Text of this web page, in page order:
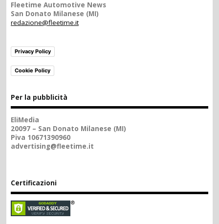
Fleetime Automotive News
San Donato Milanese (MI)
redazione@fleetime.it
Privacy Policy
Cookie Policy
Per la pubblicità
EliMedia
20097 – San Donato Milanese (MI)
Piva 10671390960
advertising@fleetime.it
Certificazioni